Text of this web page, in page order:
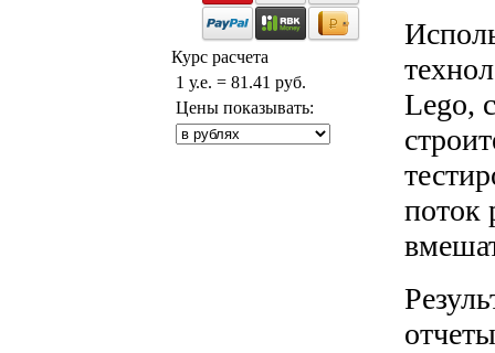
Курс расчета
1 у.е. = 81.41 руб.
Цены показывать:
Lego,
поток